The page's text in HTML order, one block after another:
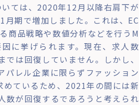
ては、2020年12月以降右肩下が
期で増加しました。これは、EC
商品戦略や数値分析などを行うM
に挙げられます。現在、求人数
は回復していません。しかし、
パレル企業に限らずファッション
ているため、2021年の間には新
数が回復するであろうと考えられ